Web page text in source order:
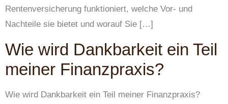
Rentenversicherung funktioniert, welche Vor- und
Nachteile sie bietet und worauf Sie […]
Wie wird Dankbarkeit ein Teil
meiner Finanzpraxis?
Wie wird Dankbarkeit ein Teil meiner Finanzpraxis?